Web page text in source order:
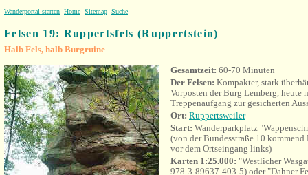
Wanderportal starten Home Sitemap Suche
Felsen 19: Ruppertsfels (Ruppertstein)
Halb Fels, halb Burgruine
Gesamtzeit: 60-70 Minuten
Der Felsen: Kompakter, stark
Vorposten der Burg Lemberg, heute
Treppenaufgang zur gesicherten
Ort: Ruppertsweiler
Start: Wanderparkplatz
(von der Bundesstraße 10
vor dem Ortseingang links)
Karten 1:25.000: "Westlicher
978-3-89637-403-5) oder "Dahner